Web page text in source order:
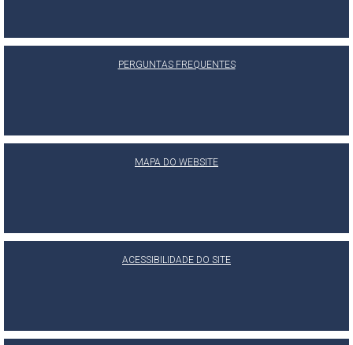
PERGUNTAS FREQUENTES
MAPA DO WEBSITE
ACESSIBILIDADE DO SITE